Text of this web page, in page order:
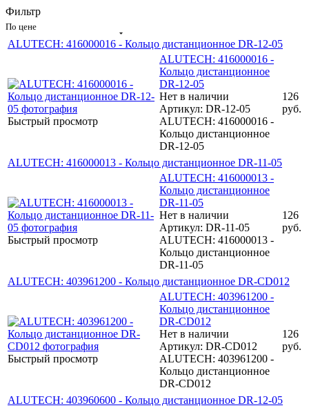
Фильтр
По цене
ALUTECH: 416000016 - Кольцо дистанционное DR-12-05
Быстрый просмотр
ALUTECH: 416000016 -
Кольцо дистанционное
DR-12-05
Нет в наличии
Артикул: DR-12-05
ALUTECH: 416000016 -
Кольцо дистанционное
DR-12-05
126
руб.
ALUTECH: 416000013 - Кольцо дистанционное DR-11-05
Быстрый просмотр
ALUTECH: 416000013 -
Кольцо дистанционное
DR-11-05
Нет в наличии
Артикул: DR-11-05
ALUTECH: 416000013 -
Кольцо дистанционное
DR-11-05
126
руб.
ALUTECH: 403961200 - Кольцо дистанционное DR-CD012
Быстрый просмотр
ALUTECH: 403961200 -
Кольцо дистанционное
DR-CD012
Нет в наличии
Артикул: DR-CD012
ALUTECH: 403961200 -
Кольцо дистанционное
DR-CD012
126
руб.
ALUTECH: 403960600 - Кольцо дистанционное DR-12-05